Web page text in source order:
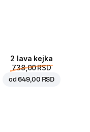
2 lava kejka
738,00 RSD
od649,00 RSD